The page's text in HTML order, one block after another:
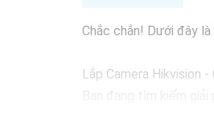
Chắc chắn! Dưới đây
Lắp Camera Hikvision -